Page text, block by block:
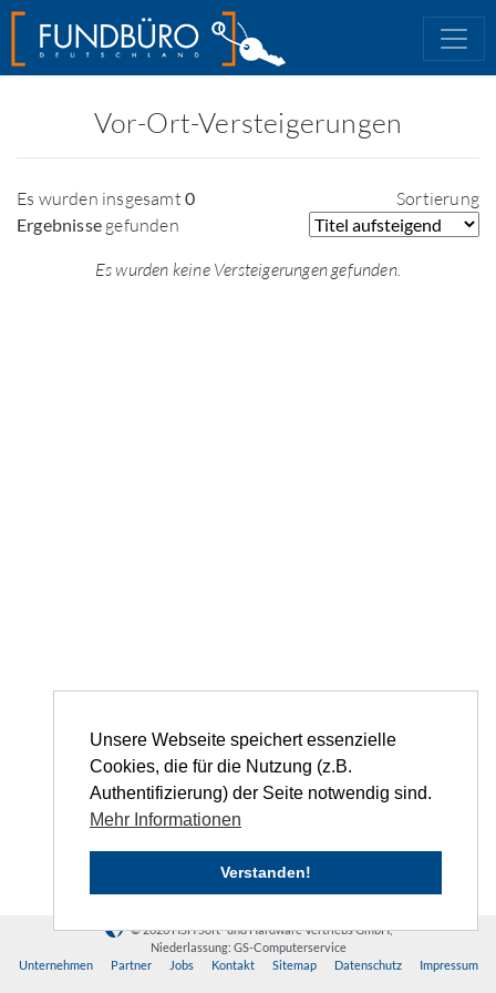
Unsere Webseite speichert essenzielle
Cookies, die für die Nutzung (z.B.
Authentifizierung) der Seite notwendig sind.
Mehr Informationen
Verstanden!
Vor-Ort-Versteigerungen
Es wurden insgesamt 0
Ergebnisse gefunden
Sortierung
Es wurden keine Versteigerungen gefunden.
© 2026 HSH Soft- und Hardware Vertriebs GmbH,
Niederlassung: GS-Computerservice
Unternehmen
Partner Jobs Kontakt Sitemap Datenschutz Impressum